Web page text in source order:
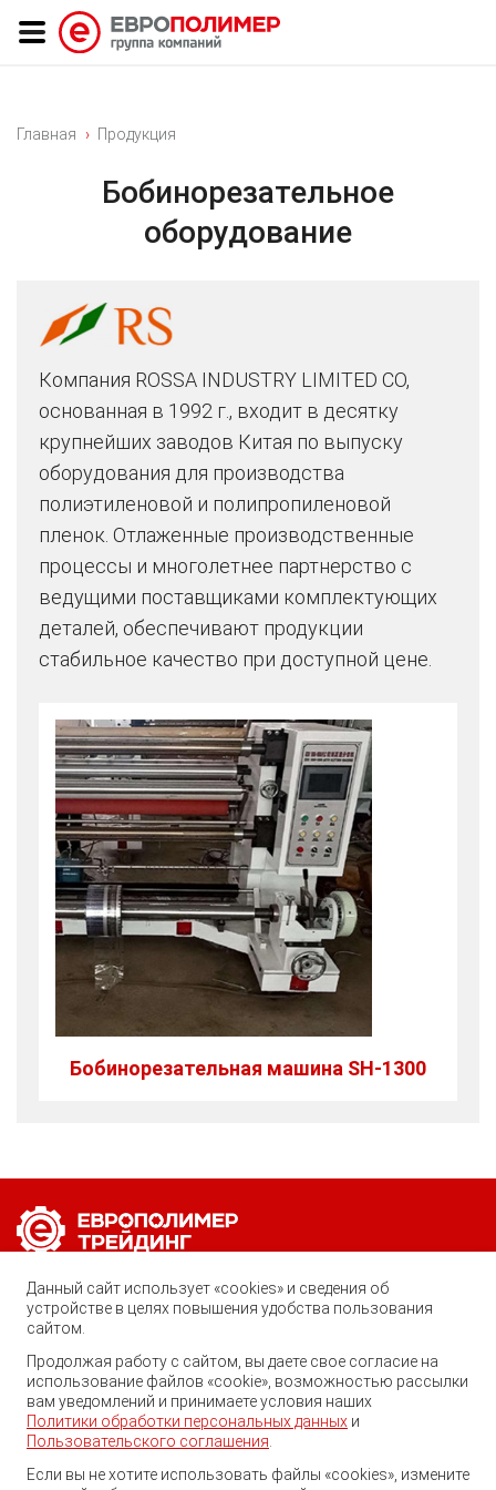
Главная Продукция
Бобинорезательное
оборудование
Компания ROSSA INDUSTRY LIMITED CO,
основанная в 1992 г., входит в десятку
крупнейших заводов Китая по выпуску
оборудования для производства
полиэтиленовой и полипропиленовой
пленок. Отлаженные производственные
процессы и многолетнее партнерство с
ведущими поставщиками комплектующих
деталей, обеспечивают продукции
стабильное качество при доступной цене.
Бобинорезательная машина SH-1300
Позвоните нам по любому вопросу:
8 (800) 222-40-61
Ростов-на-Дону, ул. Вавилова, 59
trade@ep-group.ru
Данный сайт использует «cookies» и сведения об
устройстве в целях повышения удобства пользования
сайтом.
Продолжая работу с сайтом, вы даете свое согласие на
использование файлов «cookie», возможностью рассылки
вам уведомлений и принимаете условия наших
Политики обработки персональных данных и
Пользовательского соглашения
Если вы не хотите использовать файлы «cookies», измените